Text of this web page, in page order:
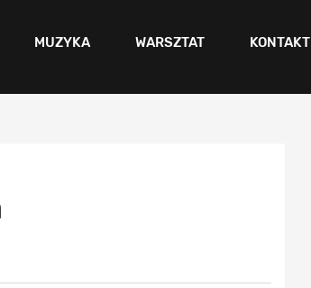
MUZYKA WARSZTAT KONTAKT